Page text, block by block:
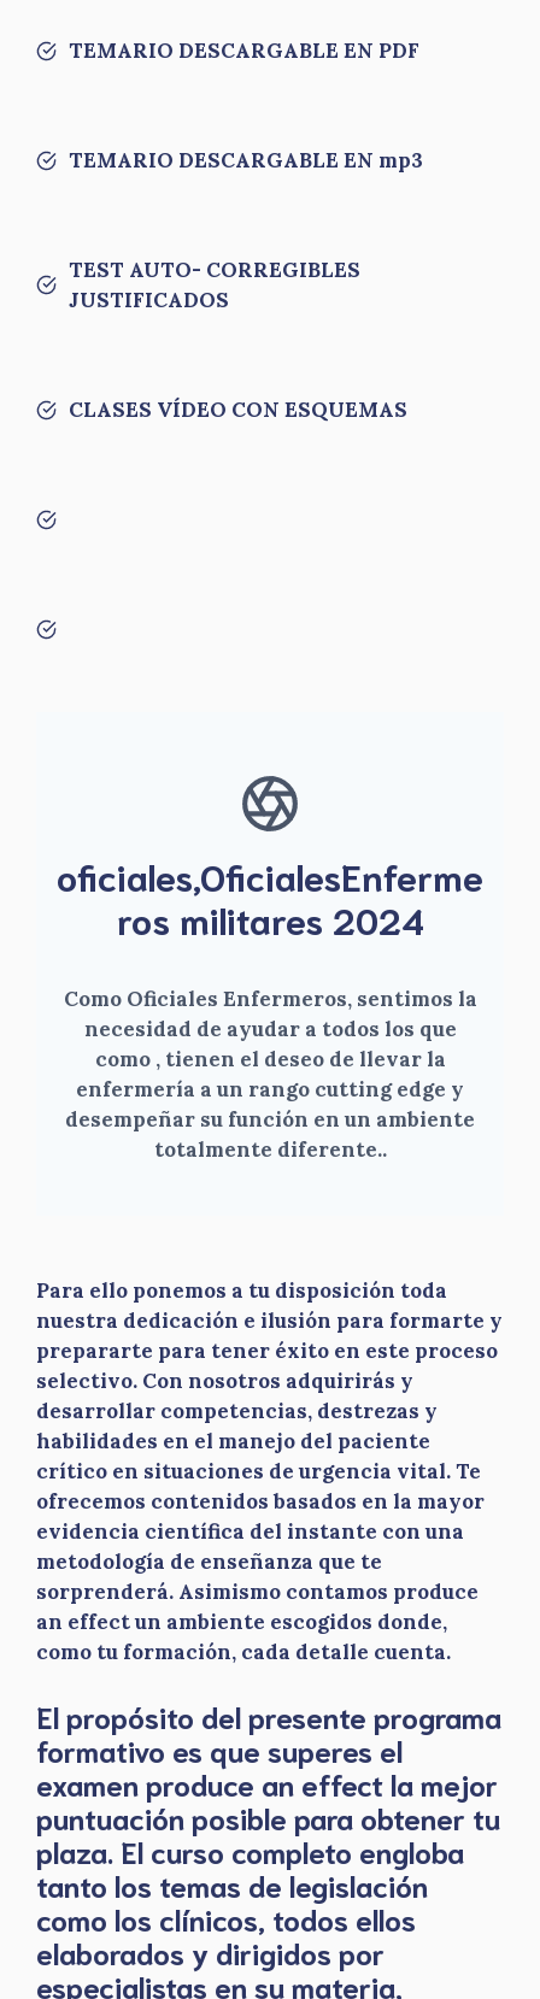
TEMARIO DESCARGABLE EN PDF
TEMARIO DESCARGABLE EN mp3
TEST AUTO- CORREGIBLES
JUSTIFICADOS
CLASES VÍDEO CON ESQUEMAS
oficiales,OficialesEnferme
ros militares 2024
Como Oficiales Enfermeros, sentimos la
necesidad de ayudar a todos los que
como , tienen el deseo de llevar la
enfermería a un rango cutting edge y
desempeñar su función en un ambiente
totalmente diferente..
Para ello ponemos a tu disposición toda
nuestra dedicación e ilusión para formarte y
prepararte para tener éxito en este proceso
selectivo. Con nosotros adquirirás y
desarrollar competencias, destrezas y
habilidades en el manejo del paciente
crítico en situaciones de urgencia vital. Te
ofrecemos contenidos basados en la mayor
evidencia científica del instante con una
metodología de enseñanza que te
sorprenderá. Asimismo contamos produce
an effect un ambiente escogidos donde,
como tu formación, cada detalle cuenta.
El propósito del presente programa
formativo es que superes el
examen produce an effect la mejor
puntuación posible para obtener tu
plaza. El curso completo engloba
tanto los temas de legislación
como los clínicos, todos ellos
elaborados y dirigidos por
especialistas en su materia,